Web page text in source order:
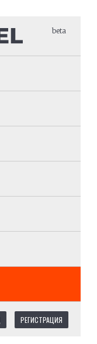
beta
РЕГИСТРАЦИЯ